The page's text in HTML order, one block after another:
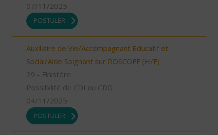
07/11/2025
POSTULER
Auxiliaire de Vie/Accompagnant Educatif et
Social/Aide Soignant sur ROSCOFF (H/F)
29 - Finistère
Possibilité de CDI ou CDD
04/11/2025
POSTULER